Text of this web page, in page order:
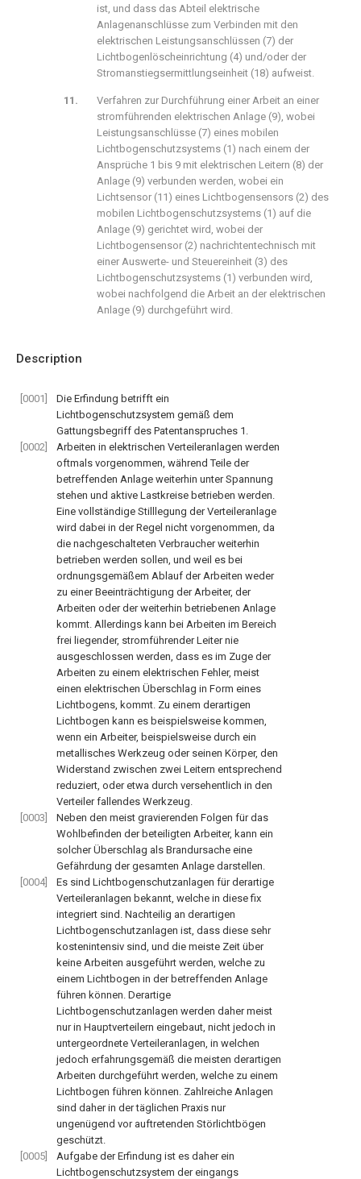
Description
[0001]
Die Erfindung betrifft ein
Lichtbogenschutzsystem gemäß dem
Gattungsbegriff des Patentanspruches 1.
[0002]
Arbeiten in elektrischen Verteileranlagen werden
oftmals vorgenommen, während Teile der
betreffenden Anlage weiterhin unter Spannung
stehen und aktive Lastkreise betrieben werden.
Eine vollständige Stilllegung der Verteileranlage
wird dabei in der Regel nicht vorgenommen, da
die nachgeschalteten Verbraucher weiterhin
betrieben werden sollen, und weil es bei
ordnungsgemäßem Ablauf der Arbeiten weder
zu einer Beeinträchtigung der Arbeiter, der
Arbeiten oder der weiterhin betriebenen Anlage
kommt. Allerdings kann bei Arbeiten im Bereich
frei liegender, stromführender Leiter nie
ausgeschlossen werden, dass es im Zuge der
Arbeiten zu einem elektrischen Fehler, meist
einen elektrischen Überschlag in Form eines
Lichtbogens, kommt. Zu einem derartigen
Lichtbogen kann es beispielsweise kommen,
wenn ein Arbeiter, beispielsweise durch ein
metallisches Werkzeug oder seinen Körper, den
Widerstand zwischen zwei Leitern entsprechend
reduziert, oder etwa durch versehentlich in den
Verteiler fallendes Werkzeug.
[0003]
Neben den meist gravierenden Folgen für das
Wohlbefinden der beteiligten Arbeiter, kann ein
solcher Überschlag als Brandursache eine
Gefährdung der gesamten Anlage darstellen.
[0004]
Es sind Lichtbogenschutzanlagen für derartige
Verteileranlagen bekannt, welche in diese fix
integriert sind. Nachteilig an derartigen
Lichtbogenschutzanlagen ist, dass diese sehr
kostenintensiv sind, und die meiste Zeit über
keine Arbeiten ausgeführt werden, welche zu
einem Lichtbogen in der betreffenden Anlage
führen können. Derartige
Lichtbogenschutzanlagen werden daher meist
nur in Hauptverteilern eingebaut, nicht jedoch in
untergeordnete Verteileranlagen, in welchen
jedoch erfahrungsgemäß die meisten derartigen
Arbeiten durchgeführt werden, welche zu einem
Lichtbogen führen können. Zahlreiche Anlagen
sind daher in der täglichen Praxis nur
ungenügend vor auftretenden Störlichtbögen
geschützt.
[0005]
Aufgabe der Erfindung ist es daher ein
Lichtbogenschutzsystem der eingangs
ist, und dass das Abteil elektrische
Anlagenanschlüsse zum Verbinden mit den
elektrischen Leistungsanschlüssen (7) der
Lichtbogenlöscheinrichtung (4) und/oder der
Stromanstiegsermittlungseinheit (18) aufweist.
Verfahren zur Durchführung einer Arbeit an einer
stromführenden elektrischen Anlage (9), wobei
Leistungsanschlüsse (7) eines mobilen
Lichtbogenschutzsystems (1 ) nach einem der
Ansprüche 1 bis 9 mit elektrischen Leitern (8) der
Anlage (9) verbunden werden, wobei ein
Lichtsensor (11 ) eines Lichtbogensensors (2) des
mobilen Lichtbogenschutzsystems (1 ) auf die
Anlage (9) gerichtet wird, wobei der
Lichtbogensensor (2) nachrichtentechnisch mit
einer Auswerte- und Steuereinheit (3) des
Lichtbogenschutzsystems (1 ) verbunden wird,
wobei nachfolgend die Arbeit an der elektrischen
Anlage (9) durchgeführt wird.